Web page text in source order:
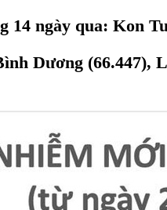
14 ngày qua: Kon
Dương (66.447),